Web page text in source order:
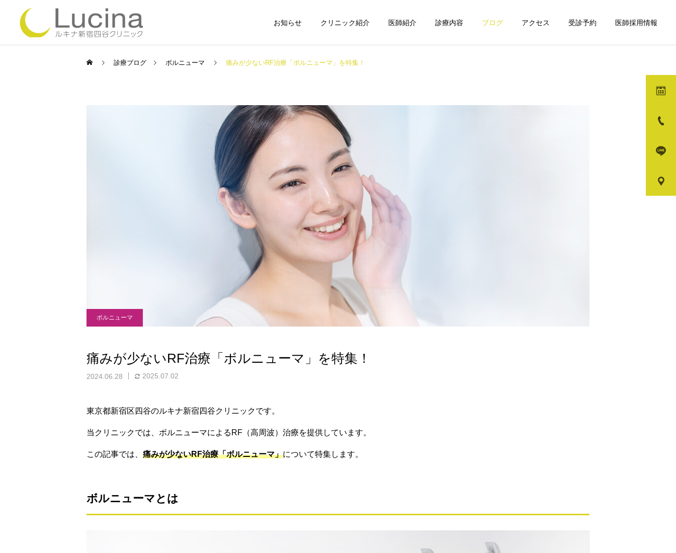
お知らせ クリニック紹介 医師紹介 診療内容 ブログ アクセス 受診予約 医師採用情報
子どもミラドライ
インモード
診療ブログ ボルニューマ 痛みが少ないRF治療「ボルニューマ」を特集！
ボルニューマ
痛みが少ないRF治療「ボルニューマ」を特集！
2024.06.28 2025.07.02
東京都新宿区四谷のルキナ新宿四谷クリニックです。
当クリニックでは、ボルニューマによるRF（高周波）治療を提供しています。
この記事では、 痛みが少ないRF治療「ボルニューマ」について特集します。
ボルニューマとは